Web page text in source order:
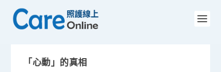
「心動」的真相